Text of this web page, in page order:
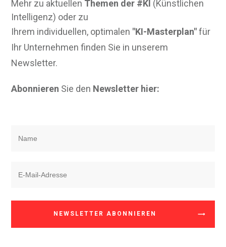
Mehr zu aktuellen Themen der #KI (Künstlichen
Intelligenz) oder zu
Ihrem individuellen, optimalen "KI-Masterplan"für
Ihr Unternehmen finden Sie in unserem
Newsletter.
Abonnieren Sie den Newsletter hier:
NEWSLETTER ABONNIEREN